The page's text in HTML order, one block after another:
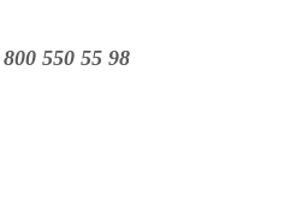
550 55 98